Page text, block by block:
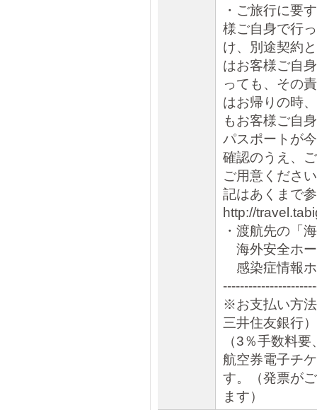
・ご旅行に要
様ご自身で行
け、別途契約
はお客様ご自
っても、その
はお帰りの時
もお客様ご自
パスポートが
確認のうえ、
ご用意くださ
記はあくまで
http://
・渡航先の「
海外安全ホ
感染症情報ホ
※お支払い方
三井住友銀行
（3％手数料
航空券電子チ
す。（発票が
ます）